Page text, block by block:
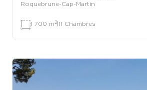
Roquebrune-Cap-Martin
1 700 m 2|11 Chambres